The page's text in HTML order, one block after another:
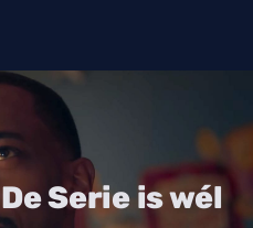
Serie is wél